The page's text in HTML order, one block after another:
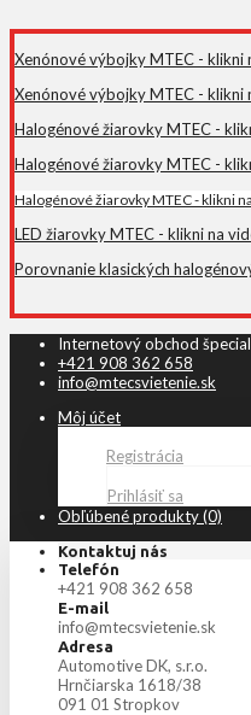
Xenónové výbojky MTEC - klikni
Xenónové výbojky MTEC - klikni
Halogénové žiarovky MTEC -
Halogénové žiarovky MTEC -
Halogénové žiarovky MTEC - klikni
LED žiarovky MTEC - klikni na
Porovnanie klasických
Internetový obchod
+421 908 362 658
info@mtecsvietenie.sk
Môj účet
Registrácia
Prihlásiť sa
Obľúbené produkty (0)
Kontaktuj nás
Telefón
+421 908 362 658
E-mail
info@mtecsvietenie.sk
Adresa
Automotive DK, s.r.o.
Hrnčiarska 1618/38
091 01 Stropkov